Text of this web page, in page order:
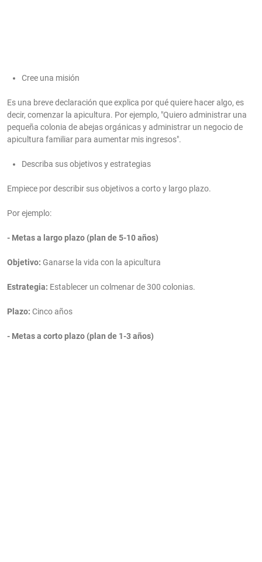
Cree una misión
Es una breve declaración que explica por qué quiere hacer algo, es
decir, comenzar la apicultura. Por ejemplo, "Quiero administrar una
pequeña colonia de abejas orgánicas y administrar un negocio de
apicultura familiar para aumentar mis ingresos".
Describa sus objetivos y estrategias
Empiece por describir sus objetivos a corto y largo plazo.
Por ejemplo:
- Metas a largo plazo (plan de 5-10 años)
Objetivo: Ganarse la vida con la apicultura
Estrategia: Establecer un colmenar de 300 colonias.
Plazo: Cinco años
- Metas a corto plazo (plan de 1-3 años)